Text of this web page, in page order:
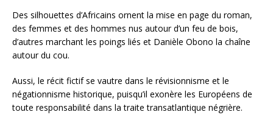
Des silhouettes d’Africains ornent la mise en page du roman,
des femmes et des hommes nus autour d’un feu de bois,
d’autres marchant les poings liés et Danièle Obono la chaîne
autour du cou.
Aussi, le récit fictif se vautre dans le révisionnisme et le
négationnisme historique, puisqu’il exonère les Européens de
toute responsabilité dans la traite transatlantique négrière.